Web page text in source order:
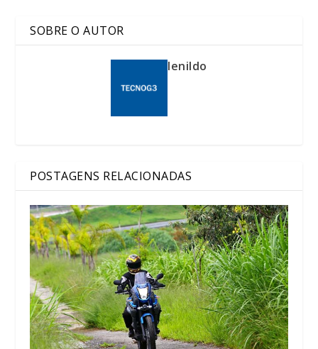
SOBRE O AUTOR
lenildo
POSTAGENS RELACIONADAS